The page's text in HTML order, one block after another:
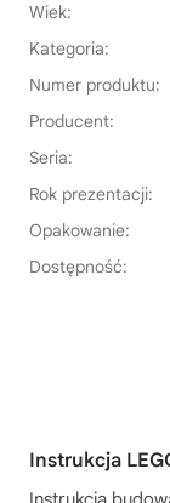
Wiek:
Kategoria:
Numer produktu:
Producent:
Seria:
Rok prezentacji:
Opakowanie:
Dostępność:
Instrukcja